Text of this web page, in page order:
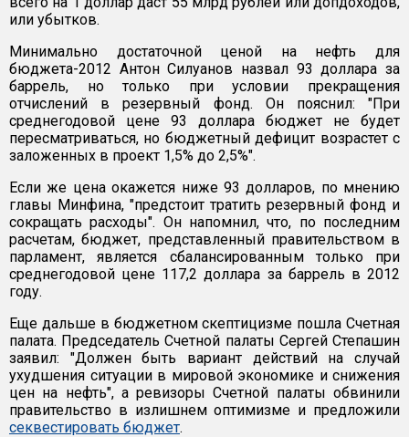
или убытков.
Минимально достаточной ценой на нефть для
бюджета-2012 Антон Силуанов назвал 93 доллара за
баррель, но только при условии прекращения
отчислений в резервный фонд. Он пояснил: "При
среднегодовой цене 93 доллара бюджет не будет
пересматриваться, но бюджетный дефицит возрастет с
заложенных в проект 1,5% до 2,5%".
Если же цена окажется ниже 93 долларов, по мнению
главы Минфина, "предстоит тратить резервный фонд и
сокращать расходы". Он напомнил, что, по последним
расчетам, бюджет, представленный правительством в
парламент, является сбалансированным только при
среднегодовой цене 117,2 доллара за баррель в 2012
году.
Еще дальше в бюджетном скептицизме пошла Счетная
палата. Председатель Счетной палаты Сергей Степашин
заявил: "Должен быть вариант действий на случай
ухудшения ситуации в мировой экономике и снижения
цен на нефть", а ревизоры Счетной палаты обвинили
правительство в излишнем оптимизме и предложили
секвестировать бюджет.